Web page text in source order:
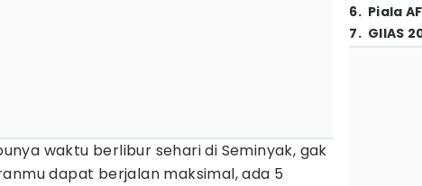
waktu berlibur sehari di Seminyak, gak
dapat berjalan maksimal, ada 5
6. Piala
7. GIIAS